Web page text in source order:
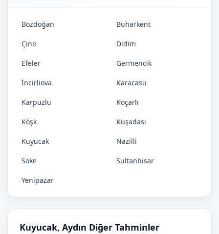
Bozdoğan Buharkent
Çine Didim
Efeler Germencik
İncirliova Karacasu
Karpuzlu Koçarlı
Köşk Kuşadası
Kuyucak Nazilli
Söke Sultanhisar
Yenipazar
Kuyucak, Aydın Diğer Tahminler